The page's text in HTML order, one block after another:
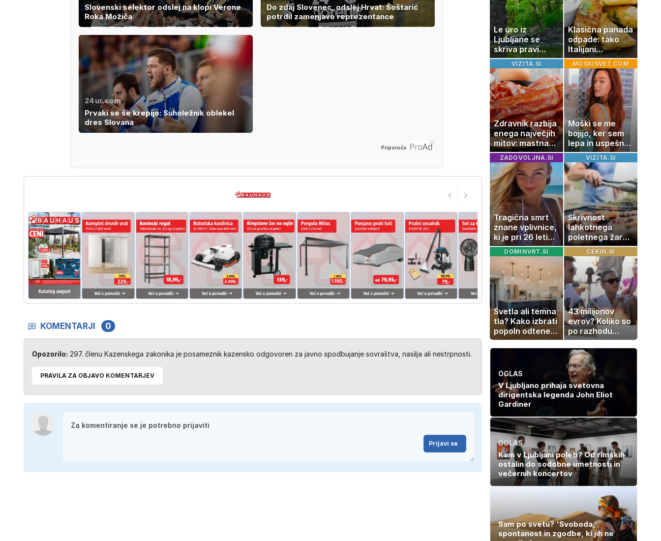
Slovenski selektor odslej na klopi Verone
Roka Možiča
Do zdaj Slovenec, odslej Hrvat: Šoštarić
potrdil zamenjavo reprezentance
24ur.com
Prvaki se še krepijo: Suholežnik oblekel
dres Slovana
Priporoča
KOMENTARJI 0
Opozorilo: 297. členu Kazenskega zakonika je posameznik kazensko odgovoren za javno spodbujanje sovraštva, nasilja ali nestrpnosti.
PRAVILA ZA OBJAVO KOMENTARJEV
Prijavi se
Le uro iz
Ljubljane se
skriva pravi
naravni čudež:
izlet, ki bo
navdušil otroke
Klasična panada
odpade: tako
Italijani
pripravijo
slastne ocvrte
bučke
VIZITA.SI
Zdravnik razbija
enega največjih
mitov: mastna
jetra ne
nastanejo
zaradi slanine,
temveč zaradi
živila, ki ga
imamo vsi radi
MOSKISVET.COM
Moški se me
bojijo, ker sem
lepa in uspešna:
Misica razkrila,
zakaj je še
vedno samska
ZADOVOLJNA.SI
Tragična smrt
znane vplivnice,
ki je pri 26 letih
izgubila boj z
boleznijo
VIZITA.SI
Skrivnost
lahkotnega
poletnega žara,
po katerem ne
boste
potrebovali
popoldanskega
spanca
DOMINVRT.SI
Svetla ali temna
tla? Kako izbrati
popoln odtenek
za vaš dom
CEKIN.SI
43 milijonov
evrov? Koliko so
po razhodu
zahtevale ali
prejele
partnerice
športnih
zvezdnikov
OGLAS
V Ljubljano prihaja svetovna
dirigentska legenda John Eliot
Gardiner
OGLAS
Kam v Ljubljani poleti? Od rimskih
ostalin do sodobne umetnosti in
večernih koncertov
Sam po svetu? 'Svoboda,
spontanost in zgodbe, ki jih ne